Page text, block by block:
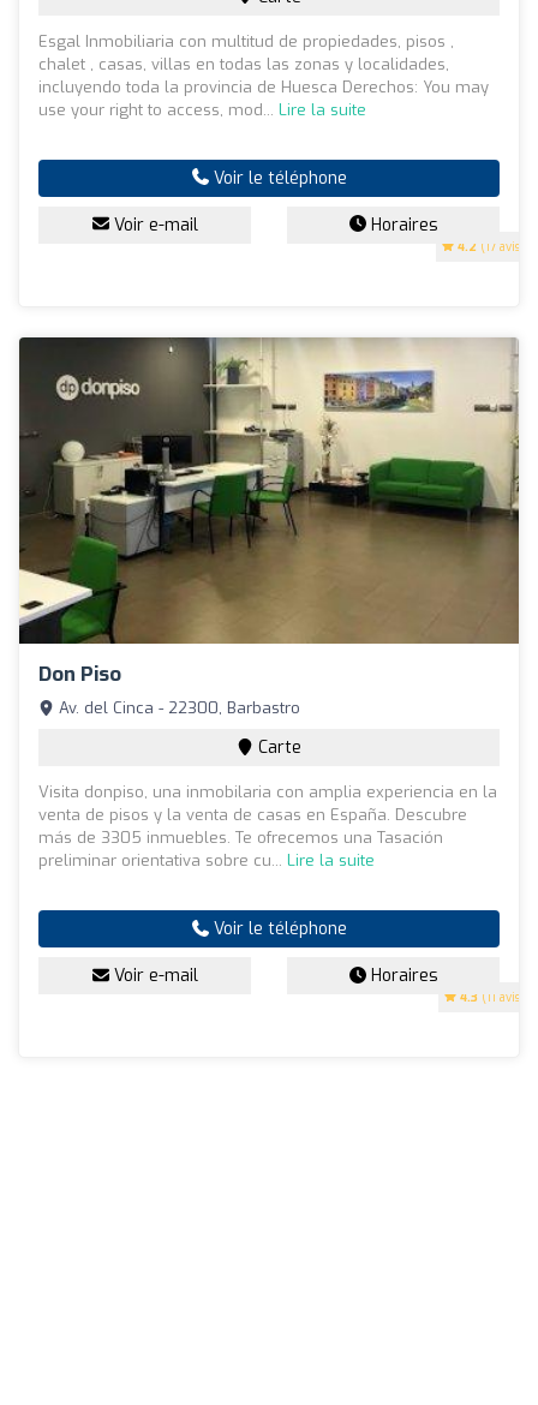
4.2 (17 avis)
Esgal Inmobiliaria con multitud de propiedades, pisos ,
chalet , casas, villas en todas las zonas y localidades,
incluyendo toda la provincia de Huesca Derechos: You may
use your right to access, mod... Lire la suite
Voir le téléphone
Voir e-mail Horaires
Don Piso
4.3 (11 avis)
Av. del Cinca - 22300, Barbastro
Carte
Visita donpiso, una inmobilaria con amplia experiencia en la
venta de pisos y la venta de casas en España. Descubre
más de 3305 inmuebles. Te ofrecemos una Tasación
preliminar orientativa sobre cu... Lire la suite
Voir le téléphone
Voir e-mail Horaires